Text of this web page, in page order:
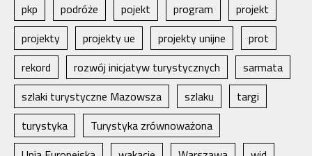
pkp
podróże pojekt program
projekt
projekty
projekty ue projekty unijne
prot
rekord
rozwój inicjatyw turystycznych
sarmata
szlaki turystyczne Mazowsza
szlaku
targi
turystyka
Turystyka zrównoważona